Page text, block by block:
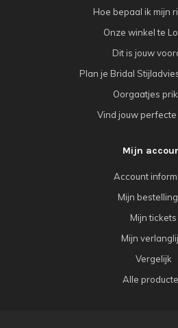
Hoe bepaal ik mijn
Onze winkel te
Dit is jouw
Plan je Bridal
Oorgaatjes
Vind jouw
Mijn
Account
Mijn
Mijn tickets
Mijn
Vergelijk
Alle